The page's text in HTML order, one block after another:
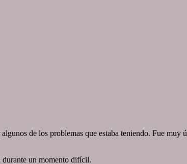
de los problemas que estaba teniendo. Fue muy
durante un momento difícil.